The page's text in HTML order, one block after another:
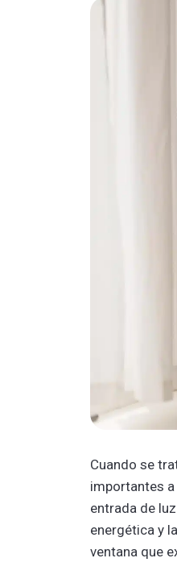
Cuando se
importantes
entrada de
energética y
ventana que